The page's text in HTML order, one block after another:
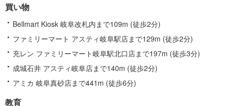
買い物
Bellmart Kiosk 岐阜改札内まで109m (徒歩2分)
ファミリーマート アスティ岐阜駅店まで129m (徒歩2分)
充レン ファミリーマート岐阜駅北口店まで197m (徒歩3分)
成城石井 アスティ岐阜店まで140m (徒歩2分)
アミカ 岐阜真砂店まで441m (徒歩6分)
教育